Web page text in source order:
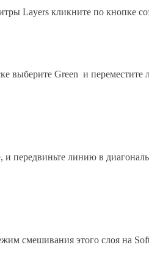
Layers кликните по кнопке
выберите Green и переместите
и передвиньте линию в
смешивания этого слоя на